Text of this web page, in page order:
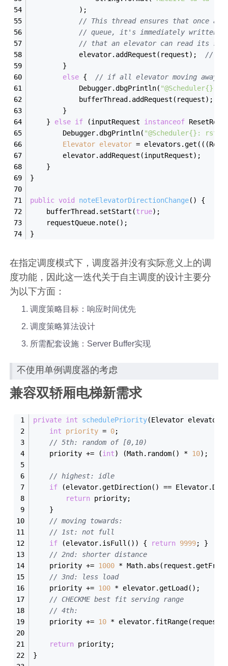
            );
// This thread ensures that once a
// queue, it's immediately written
// that an elevator can read its
            elevator.addRequest(request);
//
        }
else { // if all elevator moving away
            Debugger.dbgPrintln(
"@Scheduler{}:
            bufferThread.addRequest(request);
        }
    }
else if (inputRequest instanceof
        Debugger.dbgPrintln(
"@Scheduler{}:
Elevator elevator =
        elevator.addRequest(inputRequest);
    }
}
public void noteElevatorDirectionChange()
{
    bufferThread.setStart(
true);
    requestQueue.note();
}
在指定调度模式下，调度器并没有实际意义上的调
度功能，因此这一迭代关于自主调度的设计主要分
为以下方面：
调度策略目标：响应时间优先
调度策略算法设计
所需配套设施：Server Buffer实现
不使用单例调度器的考虑
兼容双轿厢电梯新需求
private int schedulePriority(Elevator elevator,
int
priority = 0;
// 5th: random of [0,10)
    priority += (
int) (Math.random() * 10);
// highest: idle
if (elevator.getDirection() ==
return priority;
    }
// moving towards:
// 1st: not full
if (elevator.isFull()) { return 9999; }
// 2nd: shorter distance
    priority +=
1000 *
// 3nd: less load
    priority +=
100 * elevator.getLoad();
// CHECKME best fit serving range
// 4th:
    priority +=
10 *
return priority;
}